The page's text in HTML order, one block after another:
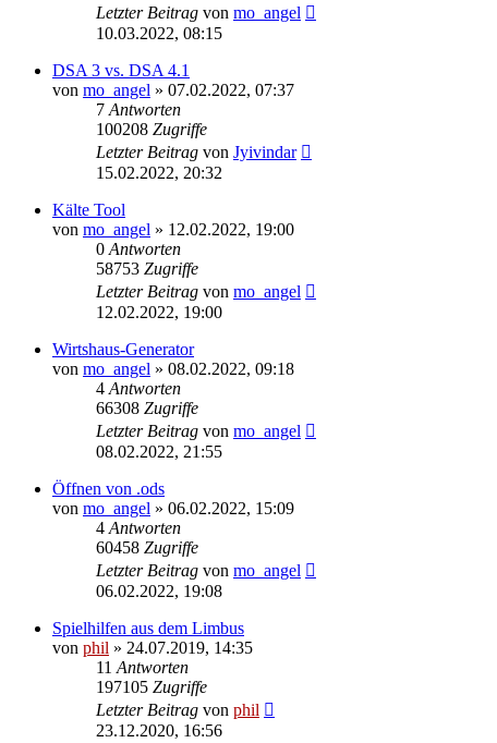
Letzter Beitrag von mo_angel
10.03.2022, 08:15
DSA 3 vs. DSA 4.1
von mo_angel » 07.02.2022, 07:37
7 Antworten
100208 Zugriffe
Letzter Beitrag von Jyivindar
15.02.2022, 20:32
Kälte Tool
von mo_angel » 12.02.2022, 19:00
0 Antworten
58753 Zugriffe
Letzter Beitrag von mo_angel
12.02.2022, 19:00
Wirtshaus-Generator
von mo_angel » 08.02.2022, 09:18
4 Antworten
66308 Zugriffe
Letzter Beitrag von mo_angel
08.02.2022, 21:55
Öffnen von .ods
von mo_angel » 06.02.2022, 15:09
4 Antworten
60458 Zugriffe
Letzter Beitrag von mo_angel
06.02.2022, 19:08
Spielhilfen aus dem Limbus
von phil » 24.07.2019, 14:35
11 Antworten
197105 Zugriffe
Letzter Beitrag von phil
23.12.2020, 16:56